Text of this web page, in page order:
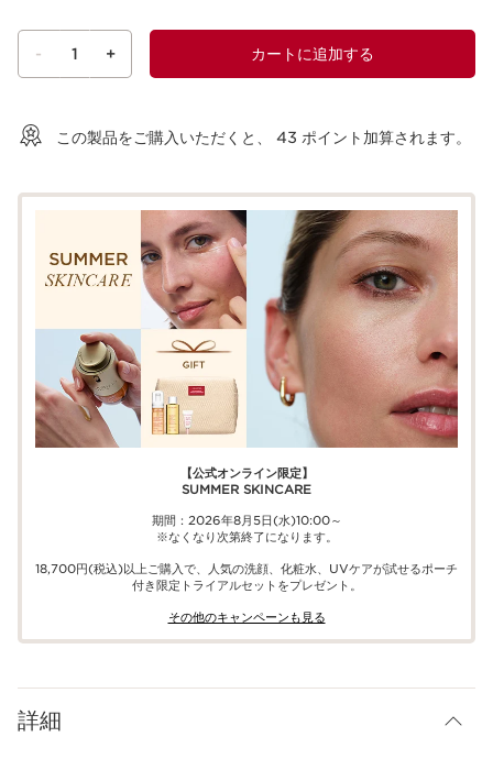
- 1 + カートに追加する
この製品をご購入いただくと、 43 ポイント加算されます。
【公式オンライン限定】​​
SUMMER SKINCARE
期間：2026年8月5日(水)10:00～
※なくなり次第終了になります。
18,700円(税込)以上ご購入で、​人気の洗顔、化粧水、UVケアが試せる​ポーチ
付き限定トライアルセットをプレゼント。​
その他のキャンペーンも見る​
詳細